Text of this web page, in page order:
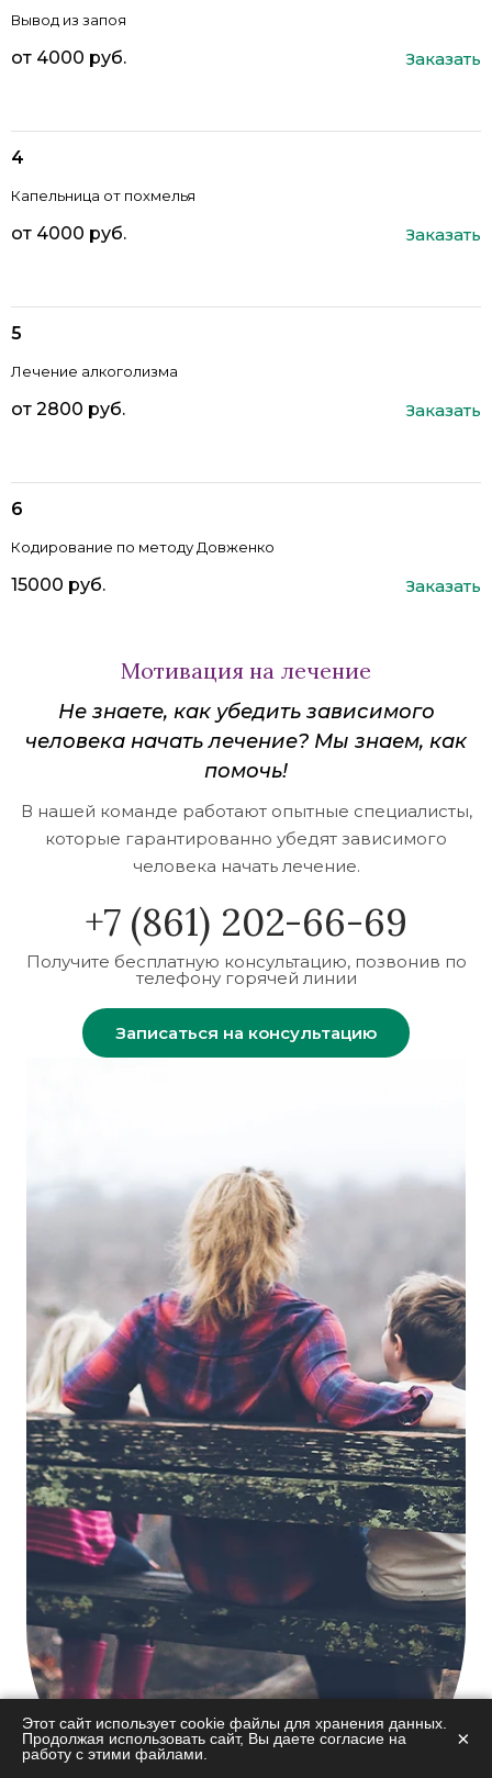
Вывод из запоя
от 4000 руб. Заказать
Капельница от похмелья
от 4000 руб. Заказать
Лечение алкоголизма
от 2800 руб. Заказать
Кодирование по методу Довженко
15000 руб. Заказать
Мотивация на лечение
Не знаете, как убедить зависимого
человека начать лечение? Мы знаем, как
помочь!
В нашей команде работают опытные специалисты,
которые гарантированно убедят зависимого
человека начать лечение.
+7 (861) 202-66-69
Получите бесплатную консультацию, позвонив по
телефону горячей линии
Записаться на консультацию
Этот сайт использует cookie файлы для хранения данных.
Продолжая использовать сайт, Вы даете согласие на
работу с этими файлами.
×